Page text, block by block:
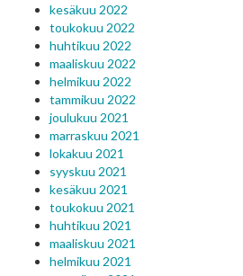
kesäkuu 2022
toukokuu 2022
huhtikuu 2022
maaliskuu 2022
helmikuu 2022
tammikuu 2022
joulukuu 2021
marraskuu 2021
lokakuu 2021
syyskuu 2021
kesäkuu 2021
toukokuu 2021
huhtikuu 2021
maaliskuu 2021
helmikuu 2021